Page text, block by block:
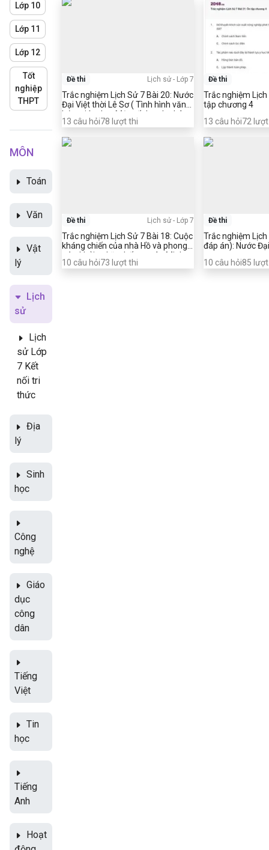
Lớp 10
Lớp 11
Lớp 12
Tốt
nghiệp
THPT
MÔN
Toán
Văn
Vật
lý
Lịch
sử
Lịch
sử Lớp
7 Kết
nối tri
thức
Địa
lý
Sinh
học
Công
nghệ
Giáo
dục
công
dân
Tiếng
Việt
Tin
học
Tiếng
Anh
Hoạt
Đề thi Lịch sử- Lớp 7
Trắc nghiệm Lịch Sử 7 Bài 20: Nước
Đại Việt thời Lê Sơ ( Tình hình văn
hóa, giáo dục. Một số doanh nhân
văn hóa xuất sắc) ( có đáp án)
13 câu hỏi78 lượt thi
Đề thi
Trắc nghiệm
tập chương 4
13 câu hỏi72
Đề thi Lịch sử- Lớp 7
Trắc nghiệm Lịch Sử 7 Bài 18: Cuộc
kháng chiến của nhà Hồ và phong
trào khởi nghĩa chống quân Minh
đầu thế kỉ XV
10 câu hỏi73 lượt thi
Đề thi
Trắc nghiệm
đáp án): Nước
10 câu hỏi85